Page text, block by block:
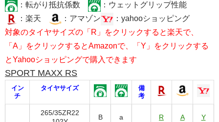
：転がり抵抗係数
：ウェットグリップ性能
：楽天
：アマゾン
：yahooショッピング
対象のタイヤサイズの「R」をクリックすると楽天で、
「A」をクリックするとAmazonで、「Y」をクリックする
とYahooショッピングで購入できます
SPORT MAXX RS
イン
チ
タイヤサイズ
備
考
265/35ZR22
B a R A Y